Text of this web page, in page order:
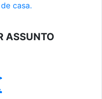
casa.
ASSUNTO